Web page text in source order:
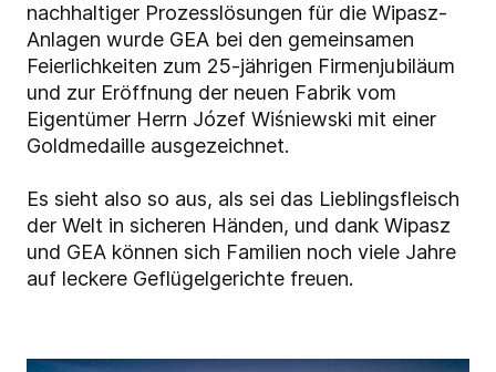
nachhaltiger Prozesslösungen für die Wipasz-
Anlagen wurde GEA bei den gemeinsamen
Feierlichkeiten zum 25-jährigen Firmenjubiläum
und zur Eröffnung der neuen Fabrik vom
Eigentümer Herrn Józef Wiśniewski mit einer
Goldmedaille ausgezeichnet.
Es sieht also so aus, als sei das Lieblingsfleisch
der Welt in sicheren Händen, und dank Wipasz
und GEA können sich Familien noch viele Jahre
auf leckere Geflügelgerichte freuen.